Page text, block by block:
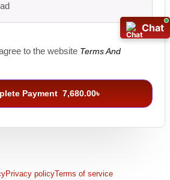
to the website Terms And
Payment 7,680.00৳
Privacy policyTerms of service
Chat
Chat